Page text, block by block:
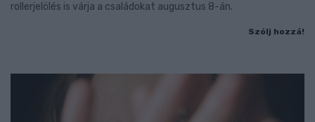
rollerjelölés is várja a családokat augusztus 8-án.
Szólj hozzá!